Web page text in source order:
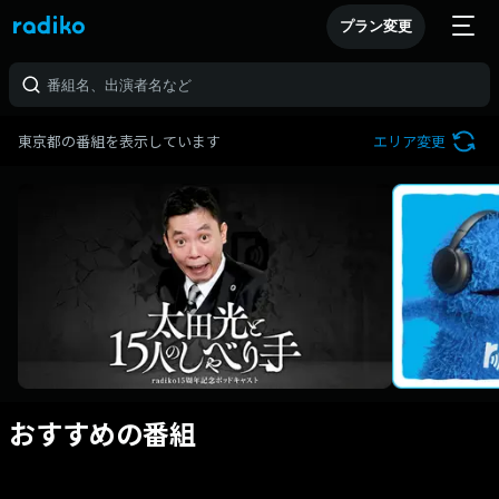
プラン変更
東京都の番組を表示しています エリア変更
おすすめの番組